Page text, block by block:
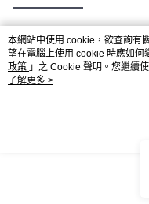
熱門標籤
熱銷排行
本網站中使用 cookie，欲查詢有
望在電腦上使用 cookie 時應如何
政策 」之 Cookie 聲明。您繼續
條款之 Cookie 聲明使用 cookie。
了解更多 >